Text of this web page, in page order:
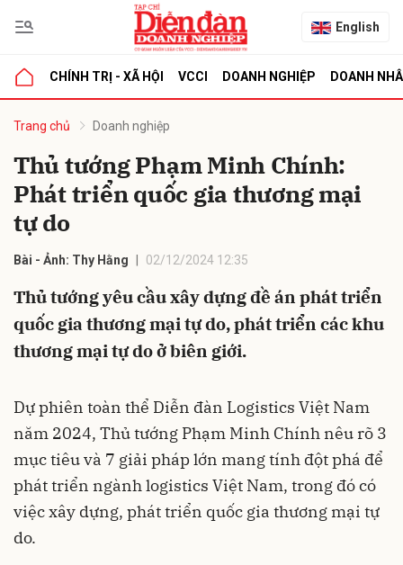
English
CHÍNH TRỊ - XÃ HỘI VCCI DOANH NGHIỆP DOANH
Trang chủ Doanh nghiệp
Thủ tướng Phạm Minh Chính:
Phát triển quốc gia thương mại
tự do
Bài - Ảnh: Thy Hằng 02/12/2024 12:35
Thủ tướng yêu cầu xây dựng đề án phát triển
quốc gia thương mại tự do, phát triển các khu
thương mại tự do ở biên giới.
Dự phiên toàn thể Diễn đàn Logistics Việt Nam
năm 2024, Thủ tướng Phạm Minh Chính nêu rõ 3
mục tiêu và 7 giải pháp lớn mang tính đột phá để
phát triển ngành logistics Việt Nam, trong đó có
việc xây dựng, phát triển quốc gia thương mại tự
do.
luận
Hủy